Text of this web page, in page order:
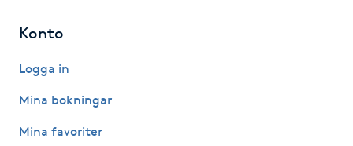
Herrklippning
Konto
Logga in
Mina bokningar
Mina favoriter